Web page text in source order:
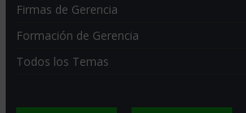
Firmas de Gerencia
Formación de Gerencia
Todos los Temas